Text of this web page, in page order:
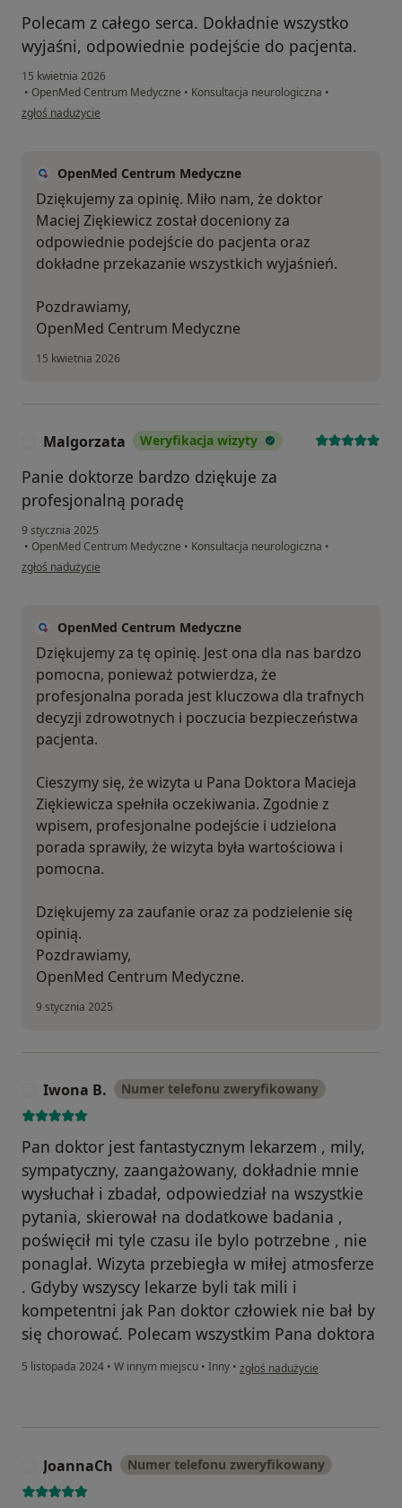
Polecam z całego serca. Dokładnie wszystko
wyjaśni, odpowiednie podejście do pacjenta.
15 kwietnia 2026
• OpenMed Centrum Medyczne • Konsultacja neurologiczna •
w opinii użytkownika Teresa
zgłoś nadużycie
OpenMed Centrum Medyczne
Dziękujemy za opinię. Miło nam, że doktor
Maciej Ziękiewicz został doceniony za
odpowiednie podejście do pacjenta oraz
dokładne przekazanie wszystkich wyjaśnień.
Pozdrawiamy,
OpenMed Centrum Medyczne
15 kwietnia 2026
Malgorzata Weryfikacja wizyty
Panie doktorze bardzo dziękuje za
profesjonalną poradę
9 stycznia 2025
• OpenMed Centrum Medyczne • Konsultacja neurologiczna •
w opinii użytkownika Malgorzata
zgłoś nadużycie
OpenMed Centrum Medyczne
Dziękujemy za tę opinię. Jest ona dla nas bardzo
pomocna, ponieważ potwierdza, że
profesjonalna porada jest kluczowa dla trafnych
decyzji zdrowotnych i poczucia bezpieczeństwa
pacjenta.
Cieszymy się, że wizyta u Pana Doktora Macieja
Ziękiewicza spełniła oczekiwania. Zgodnie z
wpisem, profesjonalne podejście i udzielona
porada sprawiły, że wizyta była wartościowa i
pomocna.
Dziękujemy za zaufanie oraz za podzielenie się
opinią.
Pozdrawiamy,
OpenMed Centrum Medyczne.
9 stycznia 2025
Iwona B. Numer telefonu zweryfikowany
Pan doktor jest fantastycznym lekarzem , mily,
sympatyczny, zaangażowany, dokładnie mnie
wysłuchał i zbadał, odpowiedział na wszystkie
pytania, skierował na dodatkowe badania ,
poświęcił mi tyle czasu ile bylo potrzebne , nie
ponaglał. Wizyta przebiegła w miłej atmosferze
. Gdyby wszyscy lekarze byli tak mili i
kompetentni jak Pan doktor człowiek nie bał by
się chorować. Polecam wszystkim Pana doktora
5 listopada 2024 • W innym miejscu • Inny • w opinii użytkownika Iwona B.
zgłoś nadużycie
JoannaCh Numer telefonu zweryfikowany